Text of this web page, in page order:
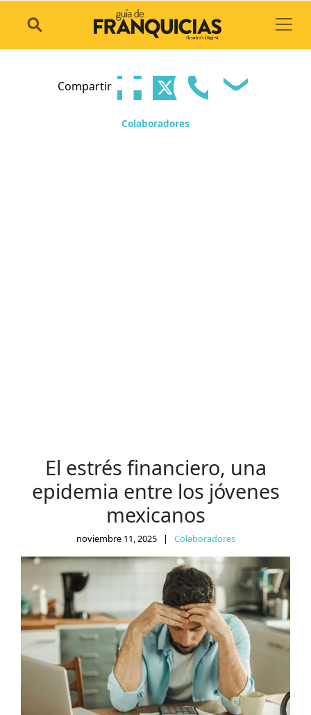
Compartir
Colaboradores
El estrés financiero, una
epidemia entre los jóvenes
mexicanos
noviembre 11, 2025 | Colaboradores